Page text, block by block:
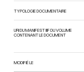
TYPOLOGIE DOCUMENTAIRE
URI DU MANIFEST IIIF DU VOLUME
CONTENANT LE DOCUMENT
MODIFIÉ LE